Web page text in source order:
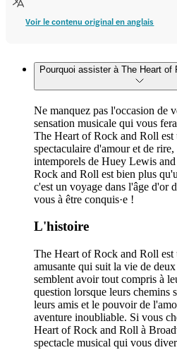
Voir le contenu original en anglais
Pourquoi assister à The Heart of
Ne manquez pas l'occasion de
sensation musicale qui vous
The Heart of Rock and Roll est
spectaculaire d'amour et de
intemporels de Huey Lewis
Rock and Roll est bien plus
c'est un voyage dans l'âge d'or
vous à être conquis·e !
L'histoire
The Heart of Rock and Roll est
amusante qui suit la vie de
semblent avoir tout compris à
question lorsque leurs chemins
leurs amis et le pouvoir de
aventure inoubliable. Si vous
Heart of Rock and Roll à
spectacle musical qui vous